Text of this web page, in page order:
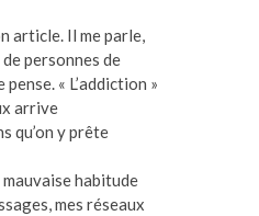
article. Il me parle,
personnes de
« L’addiction »
arrive
qu’on y prête
mauvaise habitude
mes réseaux